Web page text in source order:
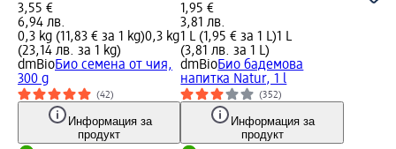
3,55 €
6,94 лв.
0,3 kg (11,83 € за 1 kg)0,3 kg
(23,14 лв. за 1 kg)
dmBioБио семена от чия,
300 g
(42)
Информация за
продукт
1,95 €
3,81 лв.
1 L (1,95 € за 1 L)1 L
(3,81 лв. за 1 L)
dmBioБио бадемова
напитка Natur, 1 l
(352)
Информация за
продукт